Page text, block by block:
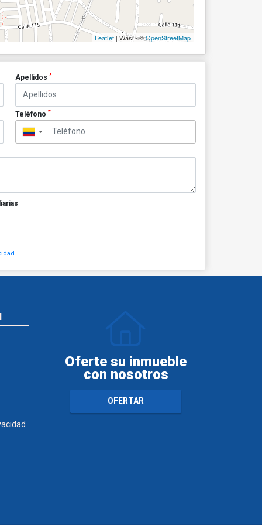
Leaflet | Wasi - ©OpenStreetMap
Apellidos *
Teléfono *
▼
Oferte su inmueble
con nosotros
OFERTAR